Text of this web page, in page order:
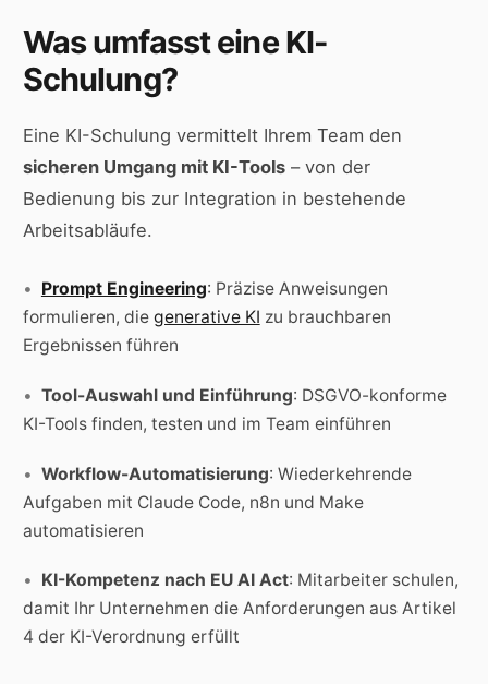
Was umfasst eine KI-
Schulung?
Eine KI-Schulung vermittelt Ihrem Team den
sicheren Umgang mit KI-Tools– von der
Bedienung bis zur Integration in bestehende
Arbeitsabläufe.
Prompt Engineering: Präzise Anweisungen
formulieren, die generative KI zu brauchbaren
Ergebnissen führen
Tool-Auswahl und Einführung: DSGVO-konforme
KI-Tools finden, testen und im Team einführen
Workflow-Automatisierung: Wiederkehrende
Aufgaben mit Claude Code, n8n und Make
automatisieren
KI-Kompetenz nach EU AI Act: Mitarbeiter schulen,
damit Ihr Unternehmen die Anforderungen aus Artikel
4 der KI-Verordnung erfüllt